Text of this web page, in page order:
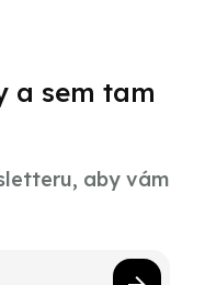
a sem tam
aby vám